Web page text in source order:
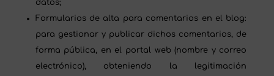
datos;
Formularios de alta para comentarios en el blog:
para gestionar y publicar dichos comentarios, de
forma pública, en el portal web (nombre y correo
electrónico), obteniendo la legitimación